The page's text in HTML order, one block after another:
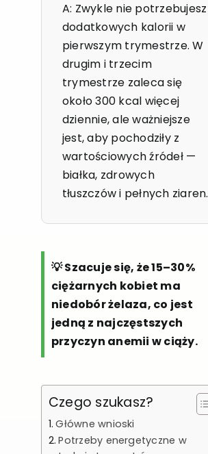
A: Zwykle nie potrzebujesz
dodatkowych kalorii w
pierwszym trymestrze. W
drugim i trzecim
trymestrze zaleca się
około 300 kcal więcej
dziennie, ale ważniejsze
jest, aby pochodziły z
wartościowych źródeł —
białka, zdrowych
tłuszczów i pełnych ziaren.
💡 Szacuje się, że 15–30%
ciężarnych kobiet ma
niedobór żelaza, co jest
jedną z najczęstszych
przyczyn anemii w ciąży.
Czego szukasz?
Główne wnioski
Potrzeby energetyczne w